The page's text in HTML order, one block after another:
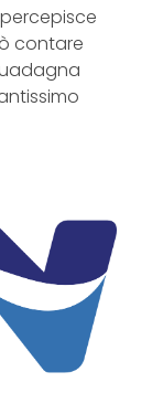
contare